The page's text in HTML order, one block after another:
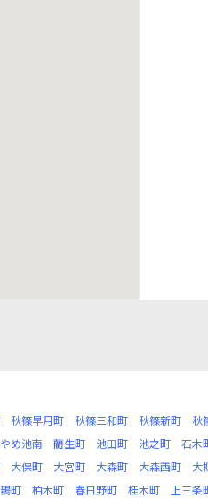
秋篠早月町 秋篠三和町 秋篠新町 秋
め池南 藺生町 池田町 池之町 石木
大保町 大宮町 大森町 大森西町 大
鵲町 柏木町 春日野町 桂木町 上三条